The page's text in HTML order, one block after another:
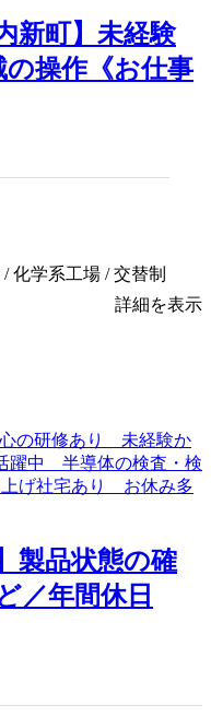
新町】未経験
操作《お仕事
化学系工場 / 交替制
詳細を表示
製品状態の確
／年間休日